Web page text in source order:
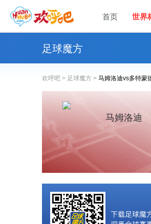
首页 世界
足球魔方
欢呼吧 > 足球魔方 > 马姆洛迪vs多特蒙
马姆洛迪